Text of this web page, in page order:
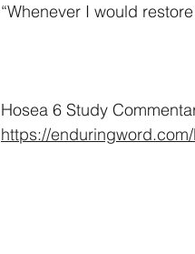
“Whenever I would
Hosea 6 Study
https://